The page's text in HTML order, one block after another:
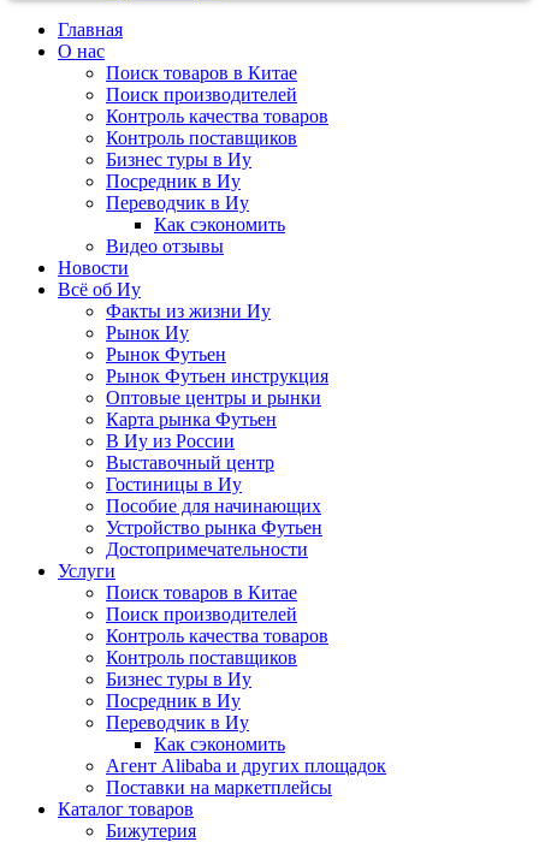
Главная
О нас
Поиск товаров в Китае
Поиск производителей
Контроль качества товаров
Контроль поставщиков
Бизнес туры в Иу
Посредник в Иу
Переводчик в Иу
Как сэкономить
Видео отзывы
Новости
Всё об Иу
Факты из жизни Иу
Рынок Иу
Рынок Футьен
Рынок Футьен инструкция
Оптовые центры и рынки
Карта рынка Футьен
В Иу из России
Выставочный центр
Гостиницы в Иу
Пособие для начинающих
Устройство рынка Футьен
Достопримечательности
Услуги
Поиск товаров в Китае
Поиск производителей
Контроль качества товаров
Контроль поставщиков
Бизнес туры в Иу
Посредник в Иу
Переводчик в Иу
Как сэкономить
Агент Alibaba и других площадок
Поставки на маркетплейсы
Каталог товаров
Бижутерия